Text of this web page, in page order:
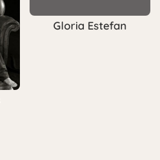
Gloria Estefan